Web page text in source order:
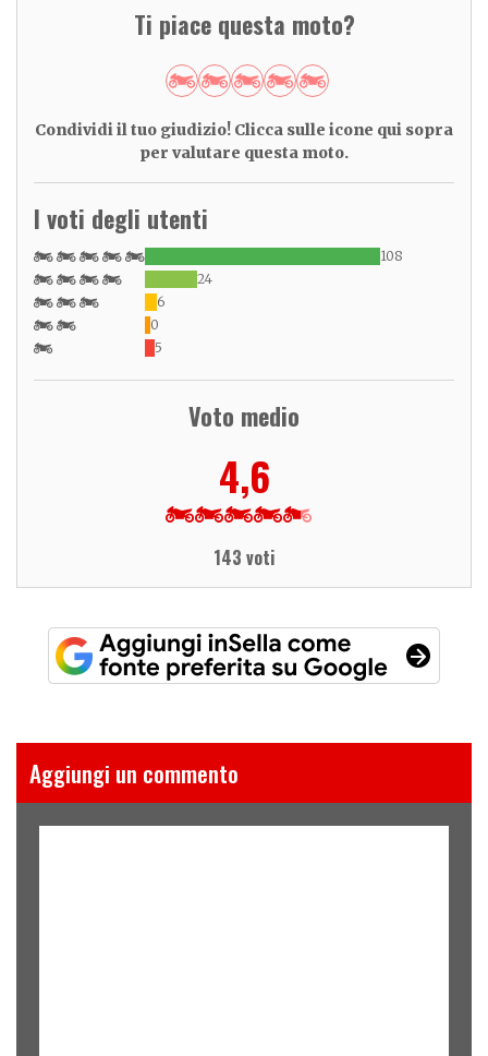
Ti piace questa moto?
Condividi il tuo giudizio! Clicca sulle icone qui sopra
per valutare questa moto.
I voti degli utenti
108
24
6
0
5
Voto medio
4,6
143 voti
Aggiungi un commento